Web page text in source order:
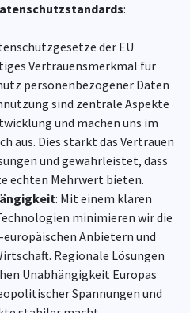
:
der EU
Vertrauensmerkmal für
personenbezogener Daten
sind zentrale Aspekte
und machen uns im
aus. Dies stärkt das Vertrauen
und gewährleistet, dass
echten Mehrwert bieten.
: Mit einem klaren
minimieren wir die
Anbietern und
Regionale Lösungen
Unabhängigkeit Europas
Spannungen und